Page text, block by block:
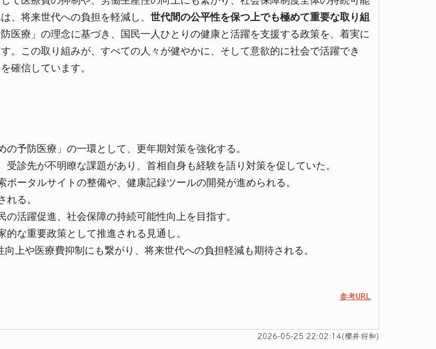
、将来世代への負担を軽減し、 世代間の公平性を保つ上でも極めて重要な取り組
医療」の理念に基づき、国民一人ひとりの健康と活躍を支援する政策を、着実に
。この取り組みが、すべての人々が健やかに、そして意欲的に社会で活躍でき
確信しています。
予防医療」の一環として、更年期対策を強化する。
診先が不明瞭な課題があり、首相自身も経験を語り対策を促していた。
ータルサイトの整備や、健康記録ツールの開発が進められる。
る。
活躍促進、社会保障の持続可能性向上を目指す。
的な重要政策として推進される見通し。
上や医療費抑制にも繋がり、将来世代への負担軽減も期待される。
参考URL
2026-05-25 22:02:14(櫻井将和)